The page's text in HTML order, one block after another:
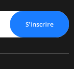
S'inscrire